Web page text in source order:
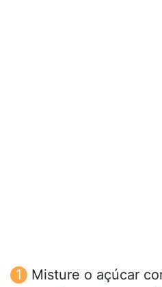
Misture o açúcar